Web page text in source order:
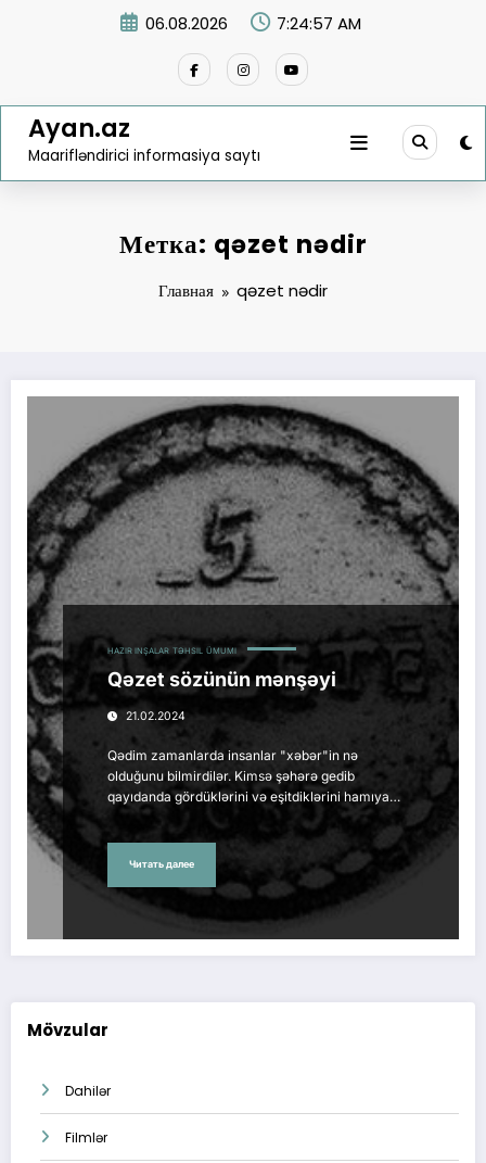
06.08.2026 7:24:57 AM
Ayan.az
Maarifləndirici informasiya saytı
Метка: qəzet nədir
Главная qəzet nədir
HAZIR INŞALAR TƏHSIL ÜMUMI
Qəzet sözünün mənşəyi
21.02.2024
Qədim zamanlarda insanlar "xəbər"in nə
olduğunu bilmirdilər. Kimsə şəhərə gedib
qayıdanda gördüklərini və eşitdiklərini hamıya…
Читать далее
Mövzular
Dahilər
Filmlər